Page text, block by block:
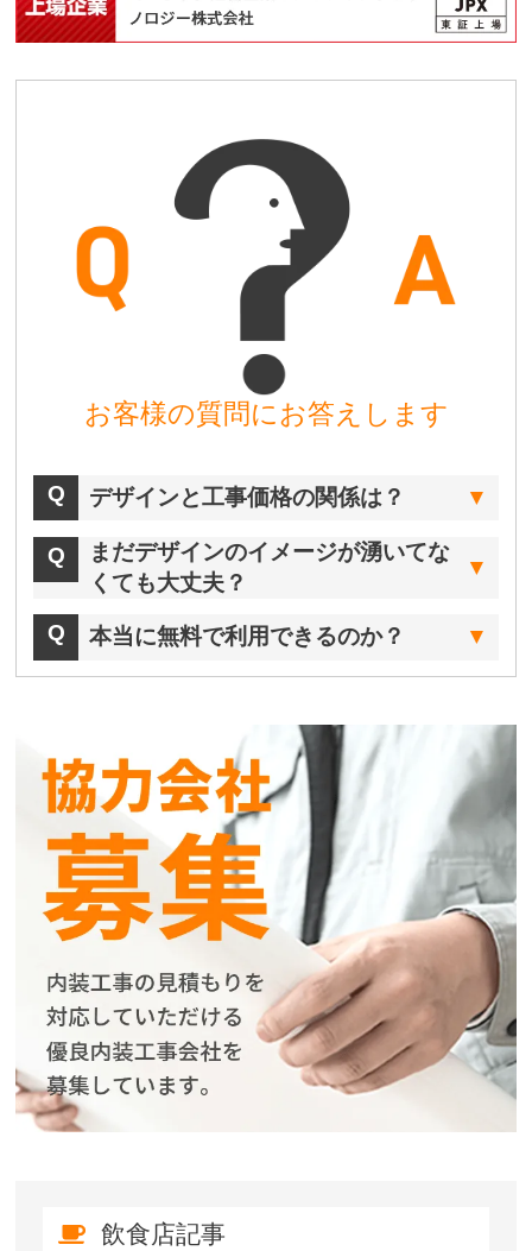
お客様の質問にお答えします
デザインと工事価格の関係は？
まだデザインのイメージが湧いてな
くても大丈夫？
本当に無料で利用できるのか？
飲食店記事